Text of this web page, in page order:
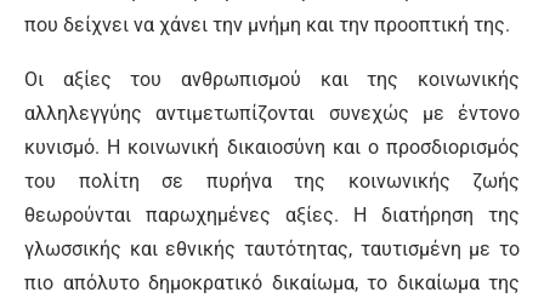
που δείχνει να χάνει την μνήμη και την προοπτική της.
Οι αξίες του ανθρωπισμού και της κοινωνικής
αλληλεγγύης αντιμετωπίζονται συνεχώς με έντονο
κυνισμό. Η κοινωνική δικαιοσύνη και ο προσδιορισμός
του πολίτη σε πυρήνα της κοινωνικής ζωής
θεωρούνται παρωχημένες αξίες. Η διατήρηση της
γλωσσικής και εθνικής ταυτότητας, ταυτισμένη με το
πιο απόλυτο δημοκρατικό δικαίωμα, το δικαίωμα της